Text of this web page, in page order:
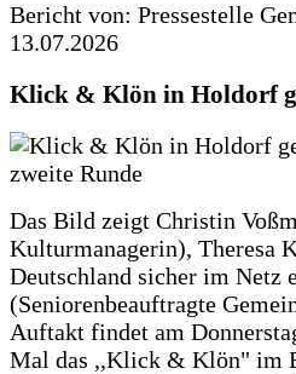
Bericht von: Pressestelle
13.07.2026
Klick & Klön in Holdorf
Das Bild zeigt Christin
Kulturmanagerin), Theresa
Deutschland sicher im Netz
(Seniorenbeauftragte
Auftakt findet am
Mal das ,,Klick & Klön" im